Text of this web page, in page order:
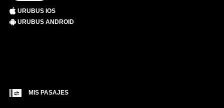
URUBUS IOS
URUBUS ANDROID
MIS PASAJES